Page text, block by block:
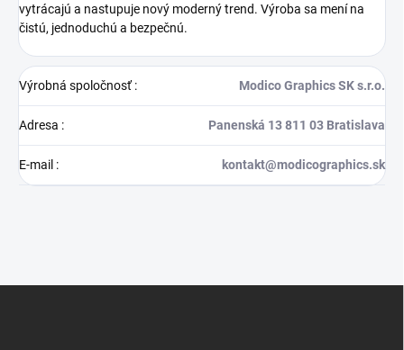
vytrácajú a nastupuje nový moderný trend. Výroba sa mení na
čistú, jednoduchú a bezpečnú.
Výrobná spoločnosť: Modico Graphics SK s.r.o.
Adresa : Panenská 13 811 03 Bratislava
E-mail : kontakt@modicographics.sk